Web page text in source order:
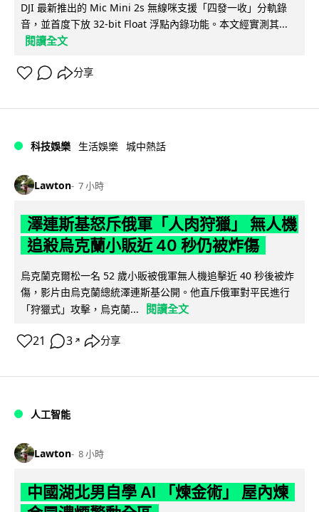
DJI 最新推出的 Mic Mini 2s 無線咪支援「四發一收」分軌錄
音，並首度下放 32-bit Float 浮點內錄功能。本文經實測其...
閱讀全文
分享
科技娛樂 生活娛樂 城中熱話
Lawton 7 小時
澤連斯基怒斥俄軍「人肉狩獵」 無人機
追殺烏克蘭小販近 40 秒仍被炸傷
烏克蘭克爾松一名 52 歲小販被俄軍無人機追擊近 40 秒後被炸
傷，影片由烏克蘭總統澤連斯基公開。他直斥俄軍對平民進行
「狩獵式」攻擊，烏克蘭...
閱讀全文
21 3 ↗ 分享
人工智能
Lawton 8 小時
中國湖北男自學 AI 「煉金術」 屋內煉